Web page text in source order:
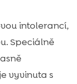
intolerancí,
Speciálně
vyvinuta s